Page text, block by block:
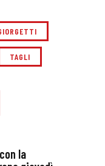
TAGLI
la